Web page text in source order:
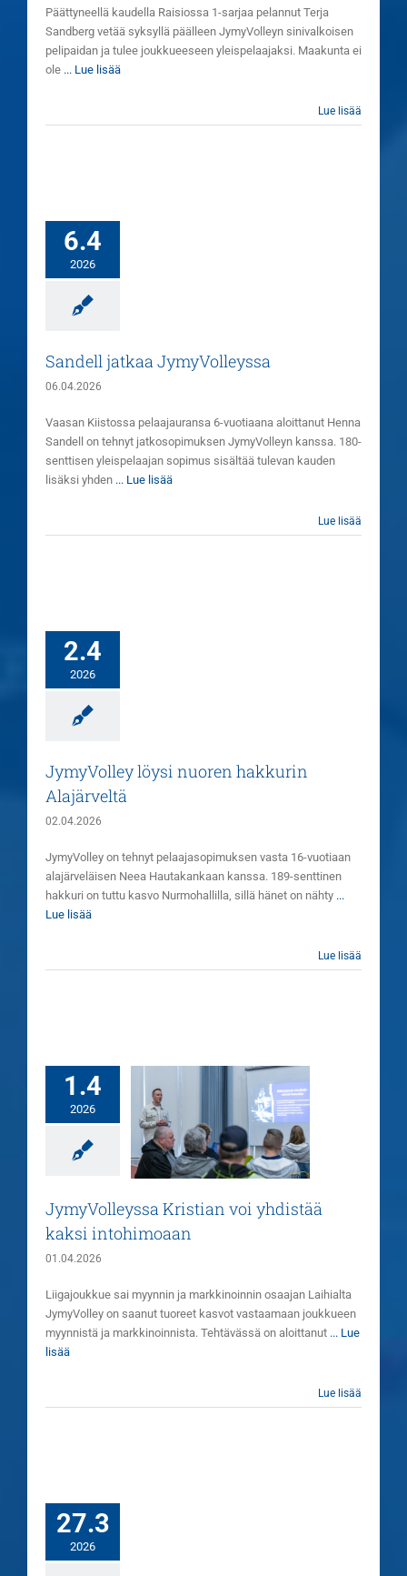
Päättyneellä kaudella Raisiossa 1-sarjaa pelannut Terja
Sandberg vetää syksyllä päälleen JymyVolleyn sinivalkoisen
pelipaidan ja tulee joukkueeseen yleispelaajaksi. Maakunta ei
ole ... Lue lisää
Lue lisää
6.4
2026
Sandell jatkaa JymyVolleyssa
06.04.2026
Vaasan Kiistossa pelaajauransa 6-vuotiaana aloittanut Henna
Sandell on tehnyt jatkosopimuksen JymyVolleyn kanssa. 180-
senttisen yleispelaajan sopimus sisältää tulevan kauden
lisäksi yhden ... Lue lisää
Lue lisää
2.4
2026
JymyVolley löysi nuoren hakkurin
Alajärveltä
02.04.2026
JymyVolley on tehnyt pelaajasopimuksen vasta 16-vuotiaan
alajärveläisen Neea Hautakankaan kanssa. 189-senttinen
hakkuri on tuttu kasvo Nurmohallilla, sillä hänet on nähty ...
Lue lisää
Lue lisää
1.4
2026
intohimoaan
JymyVolleyssa Kristian voi yhdistää
kaksi intohimoaan
01.04.2026
Liigajoukkue sai myynnin ja markkinoinnin osaajan Laihialta
JymyVolley on saanut tuoreet kasvot vastaamaan joukkueen
myynnistä ja markkinoinnista. Tehtävässä on aloittanut ... Lue
lisää
Lue lisää
27.3
2026